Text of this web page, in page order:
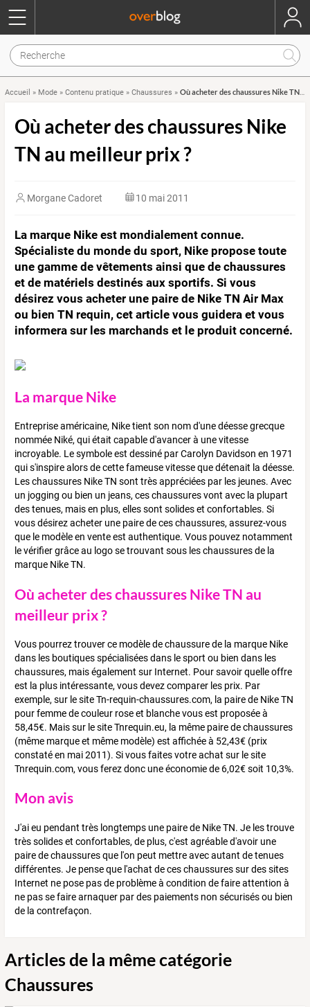
Accueil » Mode » Contenu pratique » Chaussures » Où acheter des chaussures Nike TN au meilleur prix ?
Où acheter des chaussures Nike
TN au meilleur prix ?
Morgane Cadoret 10 mai 2011
La marque Nike est mondialement connue.
Spécialiste du monde du sport, Nike propose toute
une gamme de vêtements ainsi que de chaussures
et de matériels destinés aux sportifs. Si vous
désirez vous acheter une paire de Nike TN Air Max
ou bien TN requin, cet article vous guidera et vous
informera sur les marchands et le produit concerné.
La marque Nike
Entreprise américaine, Nike tient son nom d'une déesse grecque
nommée Niké, qui était capable d'avancer à une vitesse
incroyable. Le symbole est dessiné par Carolyn Davidson en 1971
qui s'inspire alors de cette fameuse vitesse que détenait la déesse.
Les chaussures Nike TN sont très appréciées par les jeunes. Avec
un jogging ou bien un jeans, ces chaussures vont avec la plupart
des tenues, mais en plus, elles sont solides et confortables. Si
vous désirez acheter une paire de ces chaussures, assurez-vous
que le modèle en vente est authentique. Vous pouvez notamment
le vérifier grâce au logo se trouvant sous les chaussures de la
marque Nike TN.
Où acheter des chaussures Nike TN au
meilleur prix ?
Vous pourrez trouver ce modèle de chaussure de la marque Nike
dans les boutiques spécialisées dans le sport ou bien dans les
chaussures, mais également sur Internet. Pour savoir quelle offre
est la plus intéressante, vous devez comparer les prix. Par
exemple, sur le site Tn-requin-chaussures.com, la paire de Nike TN
pour femme de couleur rose et blanche vous est proposée à
58,45€. Mais sur le site Tnrequin.eu, la même paire de chaussures
(même marque et même modèle) est affichée à 52,43€ (prix
constaté en mai 2011). Si vous faites votre achat sur le site
Tnrequin.com, vous ferez donc une économie de 6,02€ soit 10,3%.
Mon avis
J'ai eu pendant très longtemps une paire de Nike TN. Je les trouve
très solides et confortables, de plus, c'est agréable d'avoir une
paire de chaussures que l'on peut mettre avec autant de tenues
différentes. Je pense que l'achat de ces chaussures sur des sites
Internet ne pose pas de problème à condition de faire attention à
ne pas se faire arnaquer par des paiements non sécurisés ou bien
de la contrefaçon.
Articles de la même catégorie
Chaussures